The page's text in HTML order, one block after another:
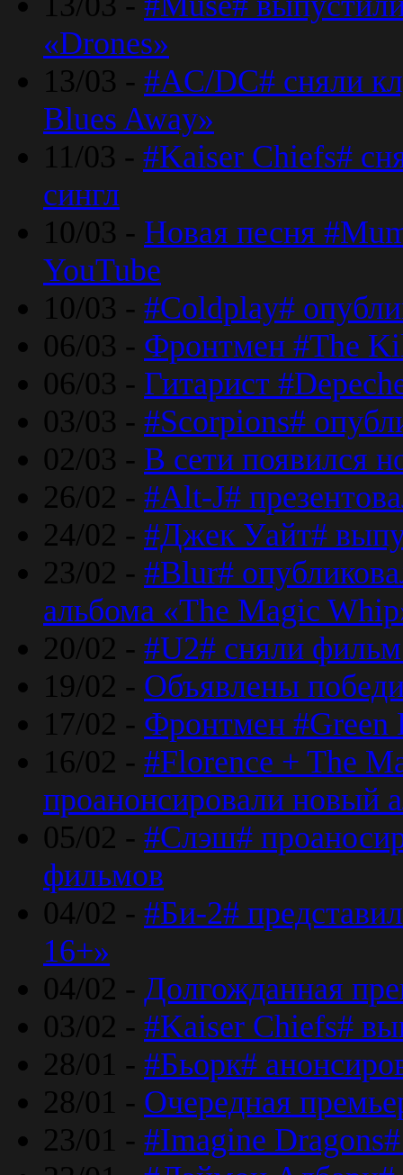
«Drones»
13/03 - #AC/DC# сняли
Blues Away»
11/03 - #Kaiser Chiefs#
сингл
10/03 - Новая песня
YouTube
10/03 - #Coldplay#
06/03 - Фронтмен #The
06/03 - Гитарист
03/03 - #Scorpions#
02/03 - В сети появился
26/02 - #Alt-J#
24/02 - #Джек Уайт#
23/02 - #Blur#
альбома «The Magic
20/02 - #U2# сняли
19/02 - Объявлены
17/02 - Фронтмен #Green
16/02 - #Florence + The
проанонсировали новый
05/02 - #Слэш#
фильмов
04/02 - #Би-2#
16+»
04/02 - Долгожданная
03/02 - #Kaiser Chiefs#
28/01 - #Бьорк#
28/01 - Очередная
23/01 - #Imagine